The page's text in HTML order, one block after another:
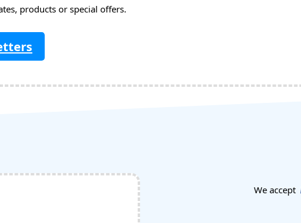
products or special offers.
We accept